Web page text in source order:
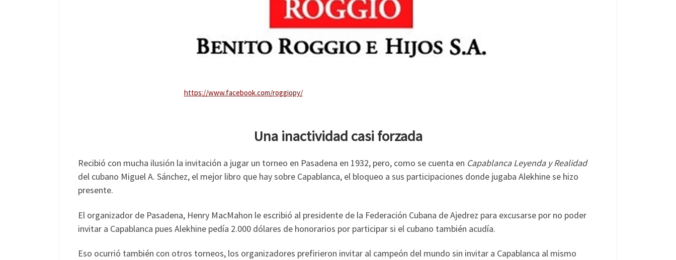
https://www.facebook.com/roggiopy/
Una inactividad casi forzada
Recibió con mucha ilusión la invitación a jugar un torneo en Pasadena en 1932, pero, como se cuenta en Capablanca Leyenda y Realidad
del cubano Miguel A. Sánchez, el mejor libro que hay sobre Capablanca, el bloqueo a sus participaciones donde jugaba Alekhine se hizo
presente.
El organizador de Pasadena, Henry MacMahon le escribió al presidente de la Federación Cubana de Ajedrez para excusarse por no poder
invitar a Capablanca pues Alekhine pedía 2.000 dólares de honorarios por participar si el cubano también acudía.
Eso ocurrió también con otros torneos, los organizadores prefirieron invitar al campeón del mundo sin invitar a Capablanca al mismo